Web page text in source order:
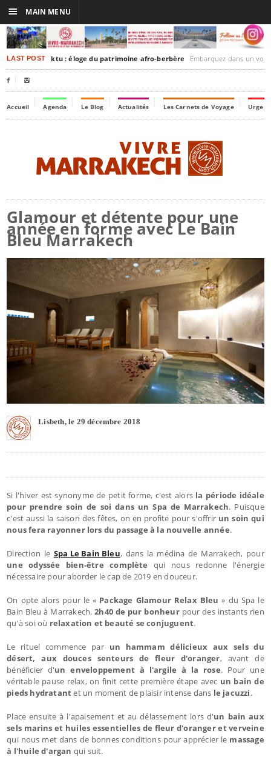
LAST POSTTimbuktu : éloge du patrimoine afro-berbère Embarquez dans un voyage culturel dans le
 
Accueil Agenda Le Blog Actualités Les Carnets de Voyage
Glamour et détente pour une
année en forme avec Le Bain
Bleu Marrakech
Lisbeth, le 29 décembre 2018
Si l'hiver est synonyme de petit forme, c'est alors la période idéale
pour prendre soin de soi dans un Spa de Marrakech. Puisque
c'est aussi la saison des fêtes, on en profite pour s'offrir un soin qui
nous fera rayonner lors du passage à la nouvelle année.
Direction le Spa Le Bain Bleu, dans la médina de Marrakech, pour
une odyssée bien-être complète qui nous redonne l'énergie
nécessaire pour aborder le cap de 2019 en douceur.
On opte alors pour le « Package Glamour Relax Bleu » du Spa le
Bain Bleu à Marrakech.2h40 de pur bonheurpour des instants rien
qu'à soi où relaxation et beauté se conjuguent.
Le rituel commence par un hammam délicieux aux sels du
désert, aux douces senteurs de fleur d'oranger, avant de
bénéficier d'un enveloppement à l'argile à la rose. Pour une
véritable pause relax, on finit cette première étape avec un bain de
pieds hydratantet un moment de plaisir intense dans le jacuzzi.
Place ensuite à l'apaisement et au délassement lors d'un bain aux
sels marins et huiles essentielles de fleur d'oranger et verveine
qui nous met dans de bonnes conditions pour apprécier le massage
à l'huile d'argan qui suit.
☰ MAIN MENU